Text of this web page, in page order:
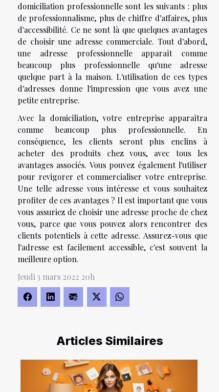
Articles Similaires
domiciliation professionnelle sont les suivants : plus
de professionnalisme, plus de chiffre d'affaires, plus
d'accessibilité. Ce ne sont là que quelques avantages
de choisir une adresse commerciale. Tout d'abord,
une adresse professionnelle apparaît comme
beaucoup plus professionnelle qu'une adresse
quelque part à la maison. L'utilisation de ces types
d'adresses donne l'impression que vous avez une
petite entreprise.
Avec la domiciliation, votre entreprise apparaîtra
comme beaucoup plus professionnelle. En
conséquence, les clients seront plus enclins à
acheter des produits chez vous, avec tous les
avantages associés. Vous pouvez également l'utiliser
pour revigorer et commercialiser votre entreprise.
Une telle adresse vous intéresse et vous souhaitez
profiter de ces avantages ? Il est important que vous
vous assuriez de choisir une adresse proche de chez
vous, parce que vous pouvez alors rencontrer des
clients potentiels à cette adresse. Assurez-vous que
l'adresse est facilement accessible, c'est souvent la
meilleure option.
Jeudi 3 mars 2022 20h